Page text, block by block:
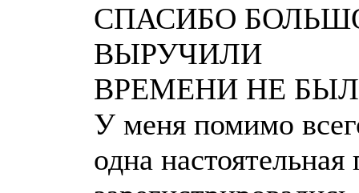
СПАСИБО
ВЫРУЧИЛИ
ВРЕМЕНИ НЕ
У меня помимо
одна